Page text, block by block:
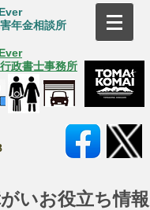
年金相談所
政書士事務所
いお役立ち情報